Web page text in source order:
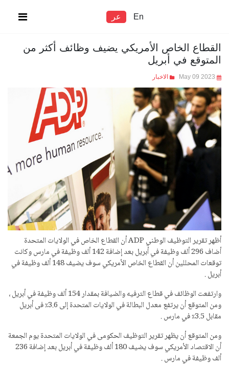
En عر
القطاع الخاص الأمريكي يضيف وظائف أكثر من
المتوقع في أبريل
الاخبار
أظهر تقرير التوظيف الوطني ADP أن القطاع الخاص في الولايات المتحدة
أضاف 296 ألف وظيفة في أبريل بعد إضافة 142 ألف وظيفة في مارس وكانت
توقعات المحللين أن القطاع الخاص الأمريكي سوف يضيف 148 ألف وظيفة في
أبريل .
وارتفعت الوظائف في قطاع الترفيه والضيافة بمقدار 154 ألف وظيفة في أبريل ،
ومن المتوقع أن يرتفع معدل البطالة في الولايات المتحدة إلى 3.6٪ فى أبريل
مقابل 3.5٪ في مارس .
ومن المتوقع أن يظهر تقرير التوظيف الحكومى في الولايات المتحدة يوم الجمعة
أن الاقتصاد الأمريكي سوف يضيف 180 ألف وظيفة في أبريل بعد إضافة 236
ألف وظيفة في مارس .